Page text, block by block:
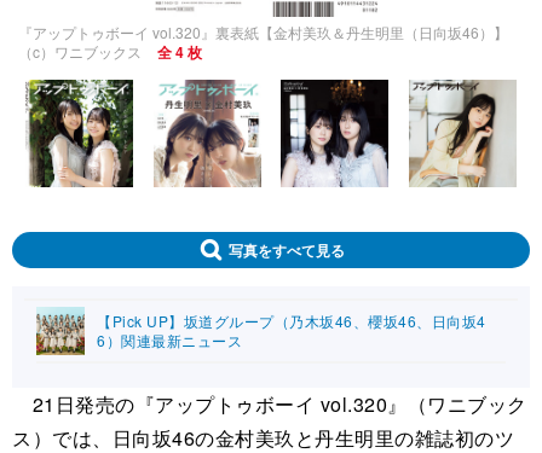
『アップトゥボーイ vol.320』裏表紙【金村美玖＆丹生明里（日向坂46）】
（c）ワニブックス
全 4 枚
写真をすべて見る
【Pick UP】坂道グループ（乃木坂46、櫻坂46、日向坂4
6）関連最新ニュース
21日発売の『アップトゥボーイ vol.320』（ワニブック
ス）では、日向坂46の金村美玖と丹生明里の雑誌初のツ